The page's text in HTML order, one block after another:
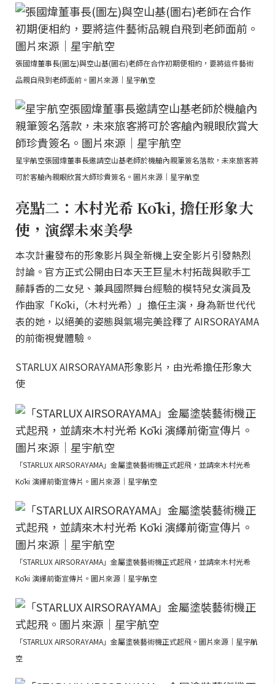
張國煒董事長(圖左)與空山基(圖右)老師在合作初期便相約，要將這件藝術
品親自飛到老師面前。圖片來源｜星宇航空
星宇航空張國煒董事長邀請空山基老師於機艙內親筆簽名落款，未來旅客將
可於客艙內親眼欣賞大師珍貴簽名。圖片來源｜星宇航空
亮點二：木村光希 Kōki, 擔任形象大
使，演繹未來美學
本次計畫發布的形象影片與全新機上安全影片引發熱烈
討論。官方正式公開由日本天王巨星木村拓哉與歌手工
藤靜香的二女兒、兼具國際舞台經驗的模特兒女演員及
作曲家「Kōki,（木村光希）」擔任主演，身為新世代代
表的她，以絕美的姿態與氣場完美詮釋了 AIRSORAYAMA
的前衛視覺體驗。
STARLUX AIRSORAYAMA形象影片，由光希擔任形象大
使
「STARLUX AIRSORAYAMA」金屬塗裝藝術機正式起飛，並請來木村光希
Kōki 演繹前衛宣傳片。圖片來源｜星宇航空
「STARLUX AIRSORAYAMA」金屬塗裝藝術機正式起飛，並請來木村光希
Kōki 演繹前衛宣傳片。圖片來源｜星宇航空
「STARLUX AIRSORAYAMA」金屬塗裝藝術機正式起飛。圖片來源｜星宇航
空